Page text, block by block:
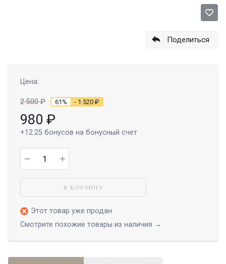
Поделиться
Цена:
2 500₽ 61% - 1 520 ₽
980 ₽
+12.25 бонусов на бонусный счет
В КОРЗИНУ
Этот товар уже продан
Смотрите похожие товары из наличия →